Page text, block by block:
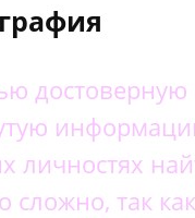
достоверную
личностях
сложно, так